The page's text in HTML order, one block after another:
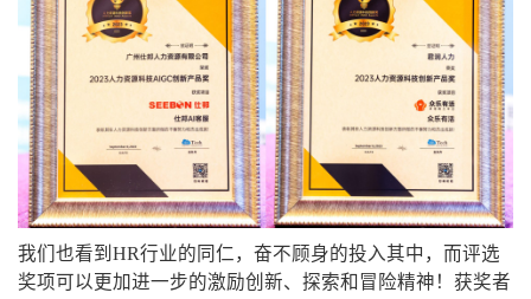
我们也看到HR行业的同仁，奋不顾身的投入其中，而评选
奖项可以更加进一步的激励创新、探索和冒险精神！获奖者